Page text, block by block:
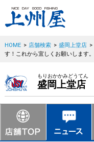
HOME > 店舗検索 > 盛岡上堂店 >
す！これから宜しくお願いします。
もりおかかみどうてん
盛岡上堂店